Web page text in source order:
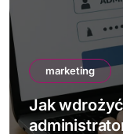
marketing
Jak